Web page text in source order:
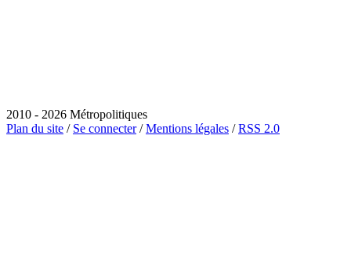
2010 - 2026 Métropolitiques
Plan du site / Se connecter/Mentions légales /RSS 2.0